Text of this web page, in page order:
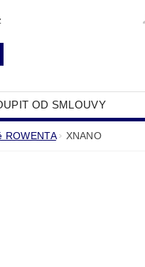
OD SMLOUVY
ÚDAJŮ
ROWENTA XNANO